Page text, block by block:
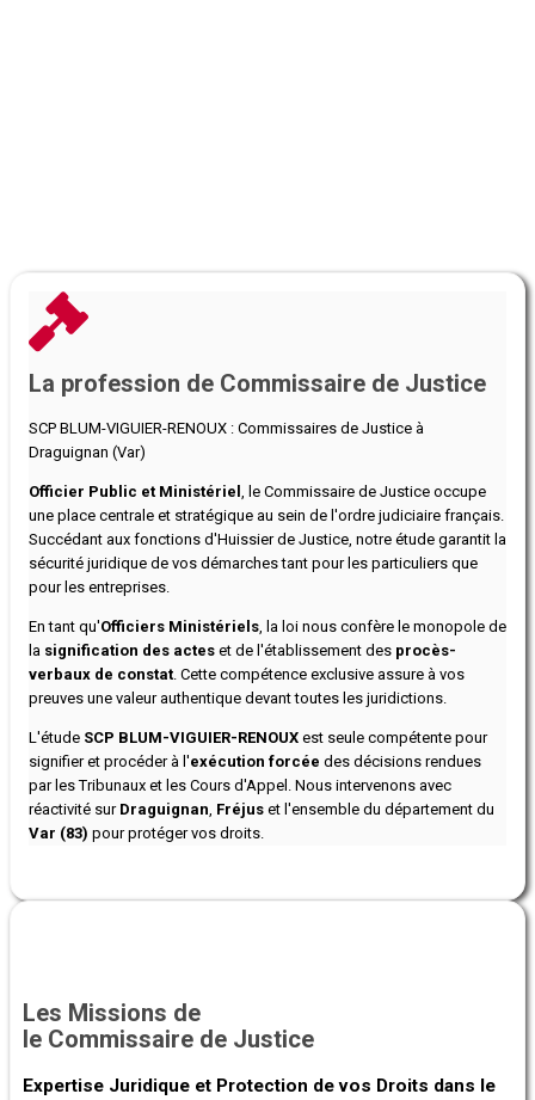
La profession de Commissaire de Justice
SCP BLUM-VIGUIER-RENOUX : Commissaires de Justice à
Draguignan (Var)
Officier Public et Ministériel
, le Commissaire de Justice occupe
une place centrale et stratégique au sein de l'ordre judiciaire français.
Succédant aux fonctions d'Huissier de Justice, notre étude garantit la
sécurité juridique de vos démarches tant pour les particuliers que
pour les entreprises.
En tant qu'Officiers Ministériels , la loi nous confère le monopole de
la signification des actes et de l'établissement des procès-
verbaux de constat . Cette compétence exclusive assure à vos
preuves une valeur authentique devant toutes les juridictions.
L'étude SCP BLUM-VIGUIER-RENOUX est seule compétente pour
signifier et procéder à l'exécution forcée des décisions rendues
par les Tribunaux et les Cours d'Appel. Nous intervenons avec
réactivité sur Draguignan Fréjus et l'ensemble du département du
Var (83) pour protéger vos droits.
Les Missions de
le Commissaire de Justice
Expertise Juridique et Protection de vos Droits dans le